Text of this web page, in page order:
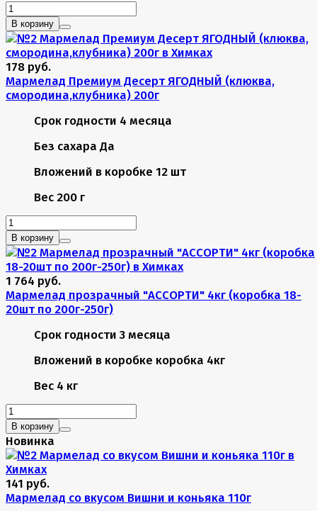
В корзину
178 руб.
Мармелад Премиум Десерт ЯГОДНЫЙ (клюква,
смородина,клубника) 200г
Срок годности 4 месяца
Без сахара Да
Вложений в коробке 12 шт
Вес 200 г
В корзину
1 764 руб.
Мармелад прозрачный "АССОРТИ" 4кг (коробка 18-
20шт по 200г-250г)
Срок годности 3 месяца
Вложений в коробке коробка 4кг
Вес 4 кг
В корзину
Новинка
141 руб.
Мармелад со вкусом Вишни и коньяка 110г